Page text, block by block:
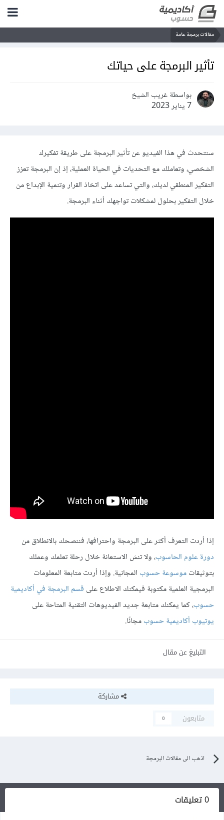
مقالات برمجة عامة
تأثير البرمجة على حياتك
بواسطة غريب الشيخ
7 يناير 2023
سنتحدث في هذا الفيديو عن تأثير البرمجة على طريقة تفكيرك
الشخصي، وتعاملك مع التحديات في الحياة العملية، إذ إن البرمجة تعزز
التفكير المنطقي لديك، والتي تساعد على اتخاذ القرار وتنمية الإبداع من
خلال التفكير بحلول لمشكلات تواجهك أثناء البرمجة.
إذا أردت التعرف أكثر على البرمجة واحترافها، فننصحك بالانطلاق من
دورة علوم الحاسوب، ولا تنسَ الاستعانة خلال رحلة تعلمك وعملك
بتوثيقاتموسوعة حسوب المجانية. وإذا أردت متابعة المعلومات
البرمجية العلمية مكتوبة فيمكنك الاطلاع على قسم البرمجة في أكاديمية
حسوب، كما يمكنك متابعة جديد الفيديوهات التقنية المتاحة على
يوتيوب أكاديمية حسوبمجانًا.
التبليغ عن مقال
مشاركة
متابعون
0
اذهب الى مقالات البرمجة
0 تعليقات